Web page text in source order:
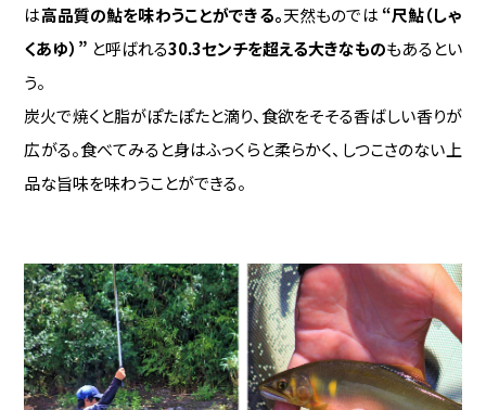
は高品質の鮎を味わうことができる。天然ものでは “尺鮎（しゃ
くあゆ）” と呼ばれる30.3センチを超える大きなものもあるとい
う。
炭火で焼くと脂がぽたぽたと滴り、食欲をそそる香ばしい香りが
広がる。食べてみると身はふっくらと柔らかく、しつこさのない上
品な旨味を味わうことができる。